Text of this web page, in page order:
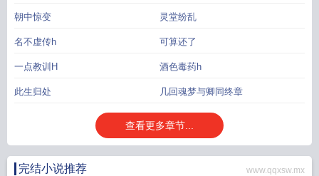
朝中惊变 灵堂纷乱
名不虚传h 可算还了
一点教训H 酒色毒药h
此生归处 几回魂梦与卿同终章
查看更多章节...
完结小说推荐 www.qqxsw.mx